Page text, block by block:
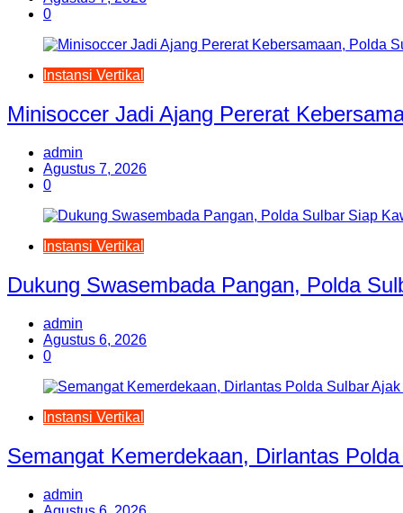
0
Instansi Vertikal
Minisoccer Jadi Ajang Pererat
admin
Agustus 7, 2026
0
Instansi Vertikal
Dukung Swasembada Pangan, Polda
admin
Agustus 6, 2026
0
Instansi Vertikal
Semangat Kemerdekaan, Dirlantas
admin